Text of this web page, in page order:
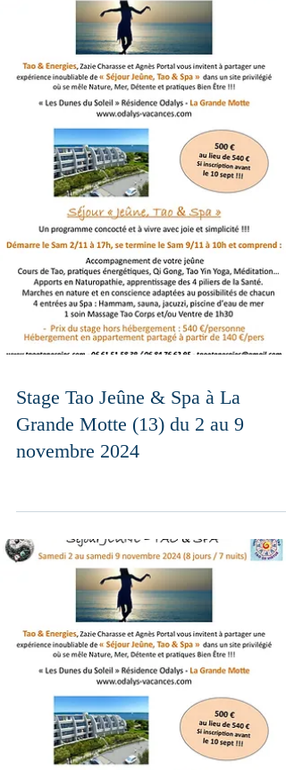
Stage Tao Jeûne & Spa à La
Grande Motte (13) du 2 au 9
novembre 2024